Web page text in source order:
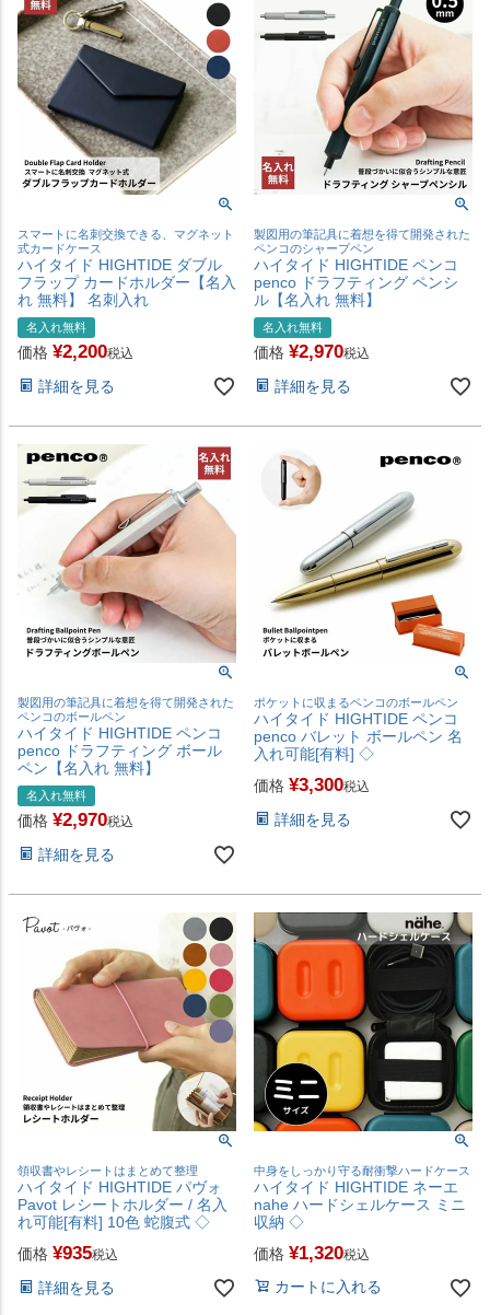
スマートに名刺交換できる、マグネット
式カードケース
ハイタイド HIGHTIDE ダブル
フラップ カードホルダー【名入
れ 無料】 名刺入れ
名入れ無料
価格 ¥2,200税込
詳細を見る
製図用の筆記具に着想を得て開発された
ペンコのシャープペン
ハイタイド HIGHTIDE ペンコ
penco ドラフティング ペンシ
ル【名入れ 無料】
名入れ無料
価格 ¥2,970税込
詳細を見る
製図用の筆記具に着想を得て開発された
ペンコのボールペン
ハイタイド HIGHTIDE ペンコ
penco ドラフティング ボール
ペン【名入れ 無料】
名入れ無料
価格 ¥2,970税込
詳細を見る
ポケットに収まるペンコのボールペン
ハイタイド HIGHTIDE ペンコ
penco バレット ボールペン 名
入れ可能[有料] ◇
価格 ¥3,300税込
詳細を見る
領収書やレシートはまとめて整理
ハイタイド HIGHTIDE パヴォ
Pavot レシートホルダー / 名入
れ可能[有料] 10色 蛇腹式 ◇
価格 ¥935税込
詳細を見る
中身をしっかり守る耐衝撃ハードケース
ハイタイド HIGHTIDE ネーエ
nahe ハードシェルケース ミニ
収納 ◇
価格 ¥1,320税込
カートに入れる